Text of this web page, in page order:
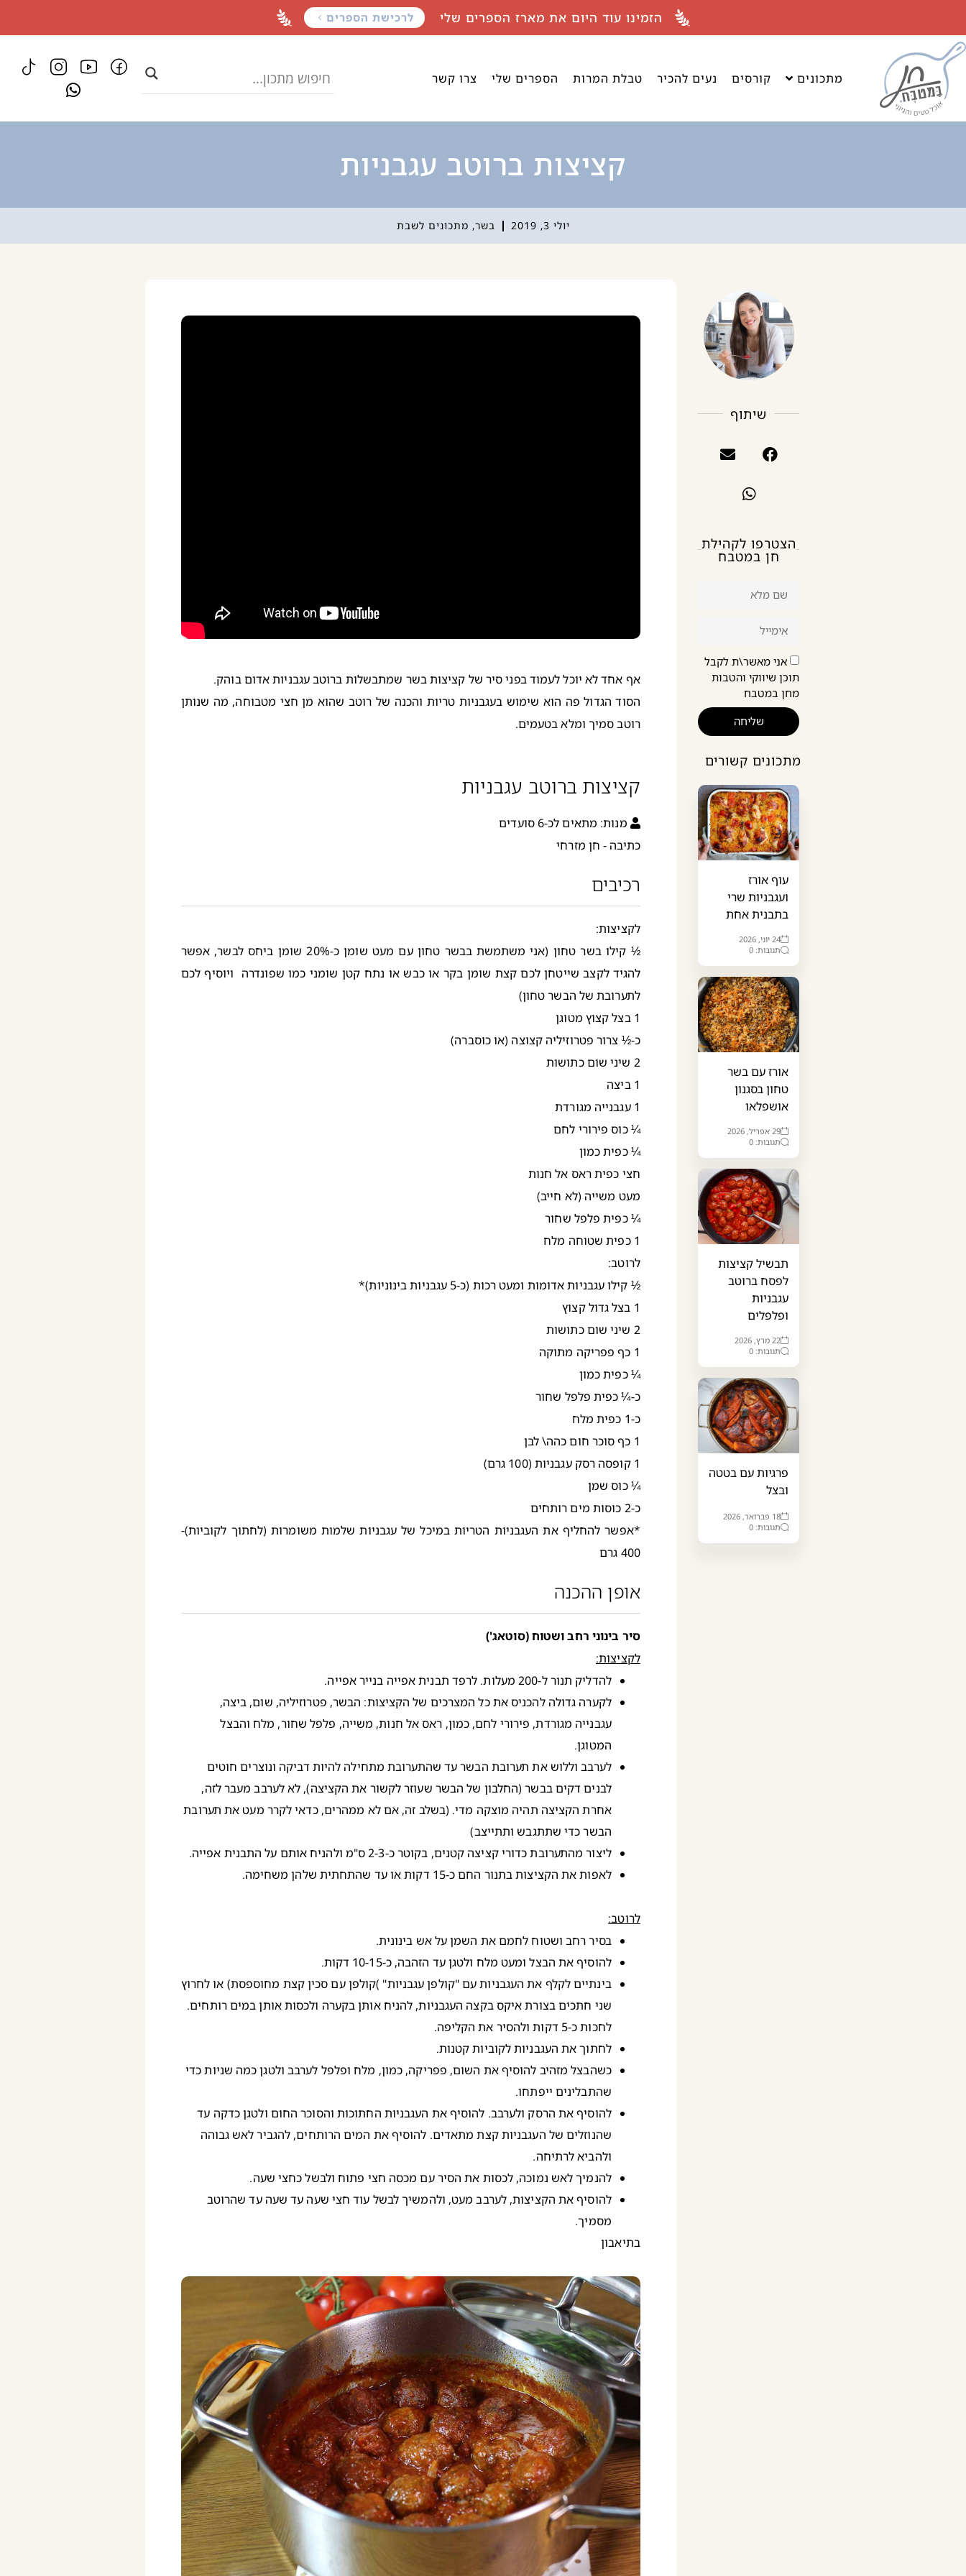
הזמינו עוד היום את מארז הספרים שלי לרכישת הספרים
מתכונים קורסים נעים להכיר טבלת המרות הספרים שלי צרו קשר
קציצות ברוטב עגבניות
יולי 3, 2019 בשר, מתכונים לשבת
שיתוף
הצטרפו לקהילת
חן במטבח
אני מאשר\ת לקבל
תוכן שיווקי והטבות
מחן במטבח
שליחה
מתכונים קשורים
עוף אורז
ועגבניות שרי
בתבנית אחת
24 יוני, 2026
תגובות: 0
אורז עם בשר
טחון בסגנון
אושפלאו
29 אפריל, 2026
תגובות: 0
תבשיל קציצות
לפסח ברוטב
עגבניות
ופלפלים
22 מרץ, 2026
תגובות: 0
פרגיות עם בטטה
ובצל
18 פברואר, 2026
תגובות: 0
אף אחד לא יוכל לעמוד בפני סיר של קציצות בשר שמתבשלות ברוטב עגבניות אדום בוהק.
הסוד הגדול פה הוא שימוש בעגבניות טריות והכנה של רוטב שהוא מן חצי מטבוחה, מה שנותן
רוטב סמיך ומלא בטעמים.
קציצות ברוטב עגבניות
מנות: מתאים לכ-6 סועדים
כתיבה - חן מזרחי
רכיבים
לקציצות:
½ קילו בשר טחון (אני משתמשת בבשר טחון עם מעט שומן כ-20% שומן ביחס לבשר, אפשר
להגיד לקצב שייטחן לכם קצת שומן בקר או כבש או נתח קטן שומני כמו שפונדרה ויוסיף לכם
לתערובת של הבשר טחון)
1 בצל קצוץ מטוגן
כ-½ צרור פטרוזיליה קצוצה (או כוסברה)
2 שיני שום כתושות
1 ביצה
1 עגבנייה מגורדת
¼ כוס פירורי לחם
¼ כפית כמון
חצי כפית ראס אל חנות
מעט משייה (לא חייב)
¼ כפית פלפל שחור
1 כפית שטוחה מלח
לרוטב:
½ קילו עגבניות אדומות ומעט רכות (כ-5 עגבניות בינוניות)*
1 בצל גדול קצוץ
2 שיני שום כתושות
1 כף פפריקה מתוקה
¼ כפית כמון
כ-¼ כפית פלפל שחור
כ-1 כפית מלח
1 כף סוכר חום כהה\ לבן
1 קופסה רסק עגבניות (100 גרם)
¼ כוס שמן
כ-2 כוסות מים רותחים
*אפשר להחליף את העגבניות הטריות במיכל של עגבניות שלמות משומרות (לחתוך לקוביות)-
400 גרם
אופן ההכנה
סיר בינוני רחב ושטוח (סוטאג')
לקציצות:
להדליק תנור ל-200 מעלות. לרפד תבנית אפייה בנייר אפייה.
לקערה גדולה להכניס את כל המצרכים של הקציצות: הבשר, פטרוזיליה, שום, ביצה,
עגבנייה מגורדת, פירורי לחם, כמון, ראס אל חנות, משייה, פלפל שחור, מלח והבצל
המטוגן.
לערבב וללוש את תערובת הבשר עד שהתערובת מתחילה להיות דביקה ונוצרים חוטים
לבנים דקים בבשר (החלבון של הבשר שעוזר לקשור את הקציצה), לא לערבב מעבר לזה,
אחרת הקציצה תהיה מוצקה מדי. (בשלב זה, אם לא ממהרים, כדאי לקרר מעט את תערובת
הבשר כדי שתתגבש ותתייצב)
ליצור מהתערובת כדורי קציצה קטנים, בקוטר כ-2-3 ס"מ ולהניח אותם על התבנית אפייה.
לאפות את הקציצות בתנור החם כ-15 דקות או עד שהתחתית שלהן משחימה.
לרוטב:
בסיר רחב ושטוח לחמם את השמן על אש בינונית.
להוסיף את הבצל ומעט מלח ולטגן עד הזהבה, כ-10-15 דקות.
בינתיים לקלף את העגבניות עם "קולפן עגבניות" )קולפן עם סכין קצת מחוספסת) או לחרוץ
שני חתכים בצורת איקס בקצה העגבניות, להניח אותן בקערה ולכסות אותן במים רותחים.
לחכות כ-5 דקות ולהסיר את הקליפה.
לחתוך את העגבניות לקוביות קטנות.
כשהבצל מזהיב להוסיף את השום, פפריקה, כמון, מלח ופלפל לערבב ולטגן כמה שניות כדי
שהתבלינים ייפתחו.
להוסיף את הרסק ולערבב. להוסיף את העגבניות החתוכות והסוכר החום ולטגן כדקה עד
שהנוזלים של העגבניות קצת מתאדים. להוסיף את המים הרותחים, להגביר לאש גבוהה
ולהביא לרתיחה.
להנמיך לאש נמוכה, לכסות את הסיר עם מכסה חצי פתוח ולבשל כחצי שעה.
להוסיף את הקציצות, לערבב מעט, ולהמשיך לבשל עוד חצי שעה עד שעה עד שהרוטב
מסמיך.
בתיאבון